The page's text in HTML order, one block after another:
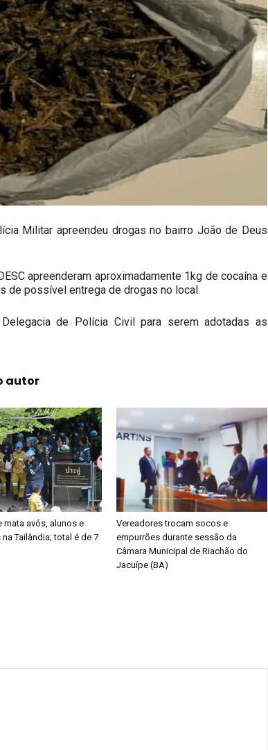
Militar apreendeu drogas no bairro João de Deus
apreenderam aproximadamente 1kg de cocaína e
de possível entrega de drogas no local.
de Polícia Civil para serem adotadas as
autor
mata avós, alunos e
Tailândia; total é de 7
Vereadores trocam socos e
empurrões durante sessão da
Câmara Municipal de Riachão do
Jacuípe (BA)